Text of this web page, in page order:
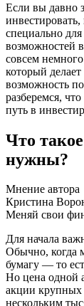
Если вы давно
специально
возможностей
совсем
который
возможность
разберемся,
путь в
Что
нужны?
Мнение автора
Кристина
Меняй свои
Для начала
Обычно, когда
бумагу — то
Но цена одной
акции крупных
нескольким